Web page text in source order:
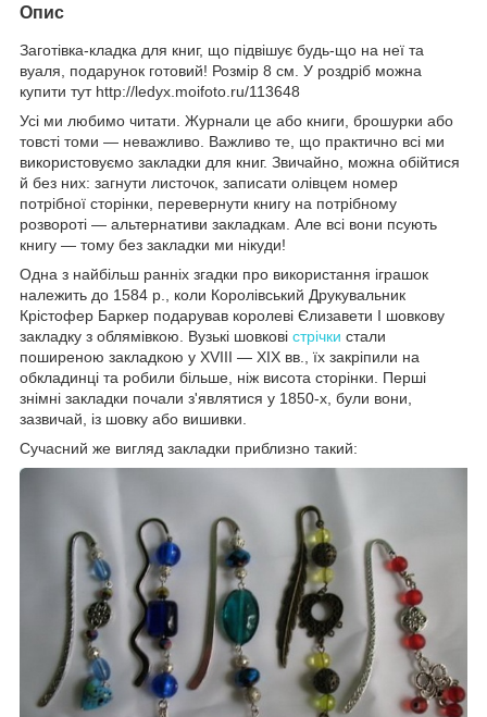
Опис
Заготівка-кладка для книг, що підвішує будь-що на неї та
вуаля, подарунок готовий! Розмір 8 см. У роздріб можна
купити тут http://ledyx.moifoto.ru/113648
Усі ми любимо читати. Журнали це або книги, брошурки або
товсті томи — неважливо. Важливо те, що практично всі ми
використовуємо закладки для книг. Звичайно, можна обійтися
й без них: загнути листочок, записати олівцем номер
потрібної сторінки, перевернути книгу на потрібному
розвороті — альтернативи закладкам. Але всі вони псують
книгу — тому без закладки ми нікуди!
Одна з найбільш ранніх згадки про використання іграшок
належить до 1584 р., коли Королівський Друкувальник
Крістофер Баркер подарував королеві Єлизавети I шовкову
закладку з облямівкою. Вузькі шовкові стрічки стали
поширеною закладкою у XVIII — XIX вв., їх закріпили на
обкладинці та робили більше, ніж висота сторінки. Перші
знімні закладки почали з'являтися у 1850-х, були вони,
зазвичай, із шовку або вишивки.
Сучасний же вигляд закладки приблизно такий: